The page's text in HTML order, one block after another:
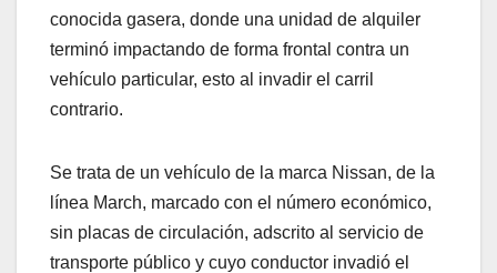
conocida gasera, donde una unidad de alquiler
terminó impactando de forma frontal contra un
vehículo particular, esto al invadir el carril
contrario.
Se trata de un vehículo de la marca Nissan, de la
línea March, marcado con el número económico,
sin placas de circulación, adscrito al servicio de
transporte público y cuyo conductor invadió el